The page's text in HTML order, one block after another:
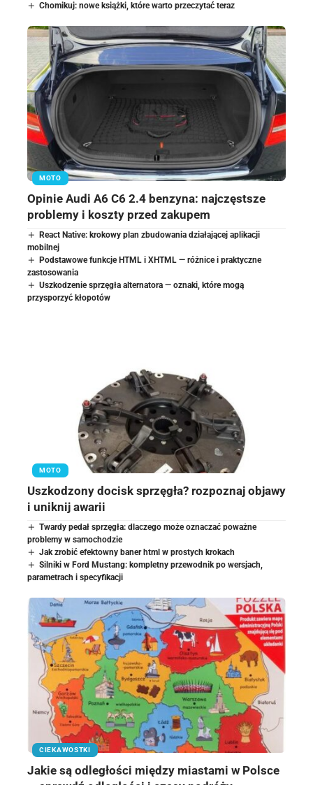
Chomikuj: nowe książki, które warto przeczytać teraz
MOTO
Opinie Audi A6 C6 2.4 benzyna: najczęstsze
problemy i koszty przed zakupem
React Native: krokowy plan zbudowania działającej aplikacji
mobilnej
Podstawowe funkcje HTML i XHTML — różnice i praktyczne
zastosowania
Uszkodzenie sprzęgła alternatora — oznaki, które mogą
przysporzyć kłopotów
MOTO
Uszkodzony docisk sprzęgła? rozpoznaj objawy
i uniknij awarii
Twardy pedał sprzęgła: dlaczego może oznaczać poważne
problemy w samochodzie
Jak zrobić efektowny baner html w prostych krokach
Silniki w Ford Mustang: kompletny przewodnik po wersjach,
parametrach i specyfikacji
CIEKAWOSTKI
Jakie są odległości między miastami w Polsce